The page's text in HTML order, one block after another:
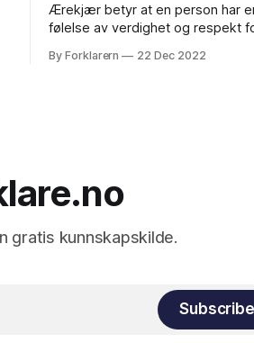
Ærekjær betyr at en person har
følelse av verdighet og respekt
integritet og selvrespekt. Det
By Forklarern 22 Dec 2022
gratis kunnskapskilde.
Subscribe